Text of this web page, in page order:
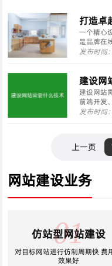
打造卓
发指南
销网站
一个精心
是品牌在
售和建立
至关重···
发布时间
建设网
建设网站
前端开发
安全性等
言）：用
发布时间
上一页
网站建设业务
01
仿站型网站建设
对目标网站进行仿制周期快 费
效果好